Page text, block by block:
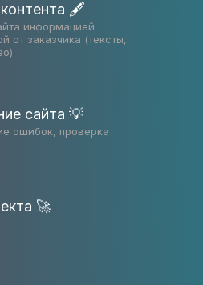
🖋
информацией
от заказчика (тексты,
сайта 💡
ошибок, проверка
🚀